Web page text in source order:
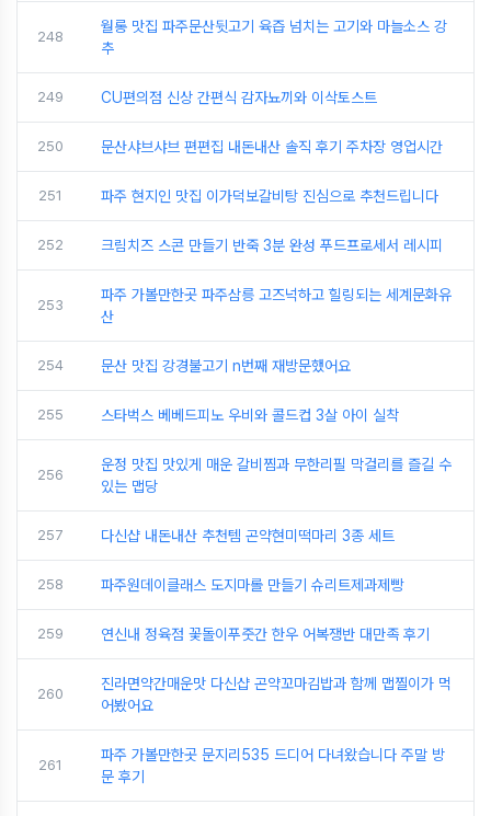
248
월롱 맛집 파주문산뒷고기 육즙 넘치는 고기와 마늘소스 강
추
249 CU편의점 신상 간편식 감자뇨끼와 이삭토스트
250 문산샤브샤브 편편집 내돈내산 솔직 후기 주차장 영업시간
251 파주 현지인 맛집 이가덕보갈비탕 진심으로 추천드립니다
252 크림치즈 스콘 만들기 반죽 3분 완성 푸드프로세서 레시피
253
파주 가볼만한곳 파주삼릉 고즈넉하고 힐링되는 세계문화유
산
254 문산 맛집 강경불고기 n번째 재방문했어요
255 스타벅스 베베드피노 우비와 콜드컵 3살 아이 실착
256
운정 맛집 맛있게 매운 갈비찜과 무한리필 막걸리를 즐길 수
있는 맵당
257 다신샵 내돈내산 추천템 곤약현미떡마리 3종 세트
258 파주원데이클래스 도지마롤 만들기 슈리트제과제빵
259 연신내 정육점 꽃돌이푸줏간 한우 어복쟁반 대만족 후기
260
진라면약간매운맛 다신샵 곤약꼬마김밥과 함께 맵찔이가 먹
어봤어요
261
파주 가볼만한곳 문지리535 드디어 다녀왔습니다 주말 방
문 후기